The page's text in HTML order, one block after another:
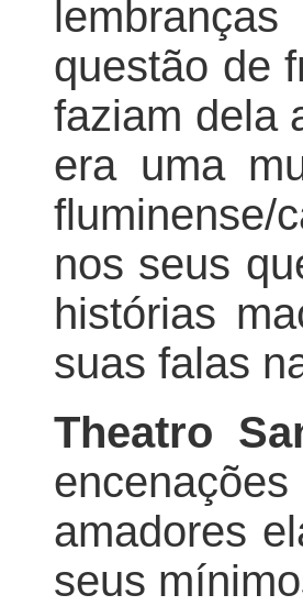
questão de
faziam dela
era uma
fluminense/
nos seus
histórias
suas falas
Theatro
amadores
seus